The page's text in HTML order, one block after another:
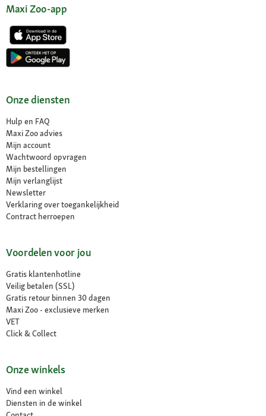
Maxi Zoo-app
Onze diensten
Hulp en FAQ
Maxi Zoo advies
Mijn account
Wachtwoord opvragen
Mijn bestellingen
Mijn verlanglijst
Newsletter
Verklaring over toegankelijkheid
Contract herroepen
Voordelen voor jou
Gratis klantenhotline
Veilig betalen (SSL)
Gratis retour binnen 30 dagen
Maxi Zoo - exclusieve merken
VET
Click & Collect
Onze winkels
Vind een winkel
Diensten in de winkel